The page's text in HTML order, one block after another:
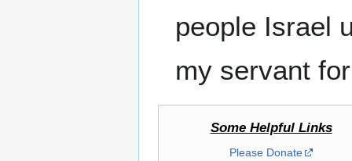
people Israel
my servant
Some Helpful Links
Please Donate